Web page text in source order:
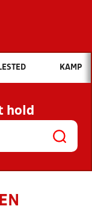
vil du søge efter?
NYHEDER
OG
KAMP
hold